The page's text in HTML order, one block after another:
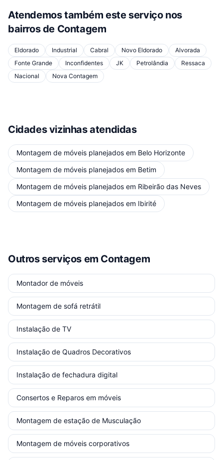
Atendemos também este serviço nos
bairros de Contagem
Eldorado Industrial Cabral Novo Eldorado
Alvorada
Fonte Grande
Inconfidentes JK Petrolândia
Ressaca
Nacional
Nova Contagem
Cidades vizinhas atendidas
Montagem de móveis planejados em Belo Horizonte
Montagem de móveis planejados em Betim
Montagem de móveis planejados em Ribeirão das Neves
Montagem de móveis planejados em Ibirité
Outros serviços em Contagem
Montador de móveis
Montagem de sofá retrátil
Instalação de TV
Instalação de Quadros Decorativos
Instalação de fechadura digital
Consertos e Reparos em móveis
Montagem de estação de Musculação
Montagem de móveis corporativos